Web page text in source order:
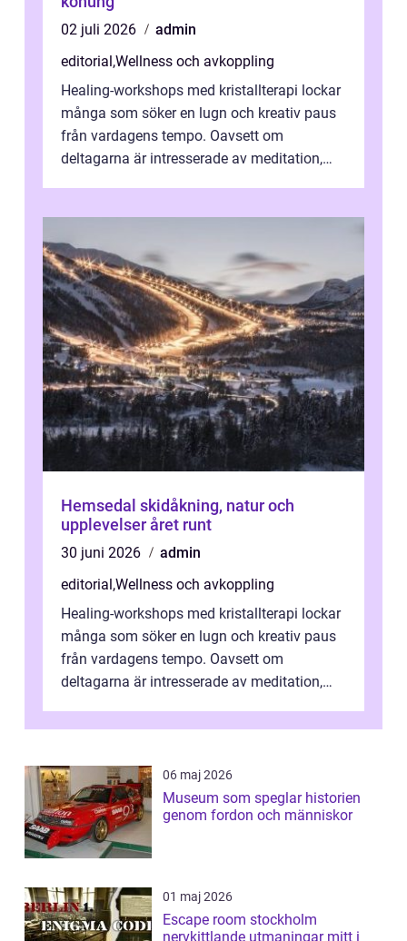
02 juli 2026
admin
editorial,Wellness och avkoppling
Healing-workshops med kristallterapi lockar
många som söker en lugn och kreativ paus
från vardagens tempo. Oavsett om
deltagarna är intresserade av meditation,
Hemsedal skidåkning, natur och
upplevelser året runt
30 juni 2026
admin
editorial,Wellness och avkoppling
Healing-workshops med kristallterapi lockar
många som söker en lugn och kreativ paus
från vardagens tempo. Oavsett om
deltagarna är intresserade av meditation,
06 maj 2026
Museum som speglar historien
genom fordon och människor
01 maj 2026
Escape room stockholm
nervkittlande utmaningar mitt i